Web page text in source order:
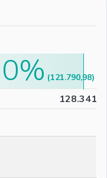
128.341
(121.790,98)